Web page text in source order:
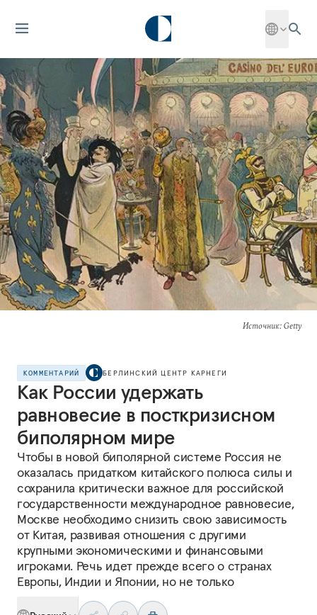
Источник: Getty
КОММЕНТАРИЙ БЕРЛИНСКИЙ ЦЕНТР КАРНЕГИ
Как России удержать
равновесие в посткризисном
биполярном мире
Чтобы в новой биполярной системе Россия не
оказалась придатком китайского полюса силы и
сохранила критически важное для российской
государственности международное равновесие,
Москве необходимо снизить свою зависимость
от Китая, развивая отношения с другими
крупными экономическими и финансовыми
игроками. Речь идет прежде всего о странах
Европы, Индии и Японии, но не только